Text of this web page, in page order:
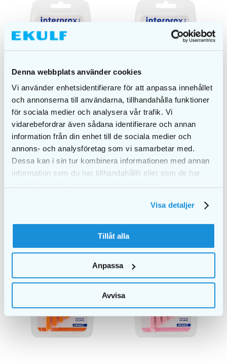
Denna webbplats använder cookies
Vi använder enhetsidentifierare för att anpassa innehållet
och annonserna till användarna, tillhandahålla funktioner
för sociala medier och analysera vår trafik. Vi
vidarebefordrar även sådana identifierare och annan
information från din enhet till de sociala medier och
annons- och analysföretag som vi samarbetar med.
Dessa kan i sin tur kombinera informationen med annan
information som du har tillhandahållit eller som de har
Visa detaljer
Tillåt alla
Anpassa
Avvisa
Interprox plus conical
PHD 1.7
64,00
KJØP
Interprox plus mini
PHD 1.4
kr64,00
KJØP